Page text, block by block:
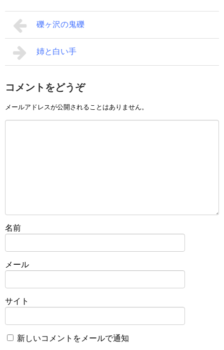
礫ヶ沢の鬼礫
姉と白い手
コメントをどうぞ
メールアドレスが公開されることはありません。
名前
メール
サイト
新しいコメントをメールで通知